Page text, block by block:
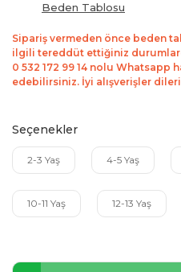
Beden Tablosu
Sipariş vermeden önce beden
ilgili tereddüt ettiğiniz
0 532 172 99 14 nolu Whatsapp
edebilirsiniz. İyi alışverişler
Seçenekler
2-3 Yaş 4-5 Yaş
10-11 Yaş 12-13 Yaş